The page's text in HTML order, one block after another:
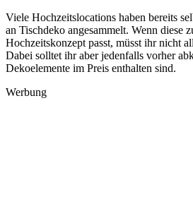
Viele Hochzeitslocations haben bereits
an Tischdeko angesammelt. Wenn diese
Hochzeitskonzept passt, müsst ihr nicht
Dabei solltet ihr aber jedenfalls vorher
Dekoelemente im Preis enthalten sind.
Werbung